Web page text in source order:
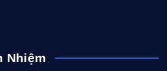
Nhiệm